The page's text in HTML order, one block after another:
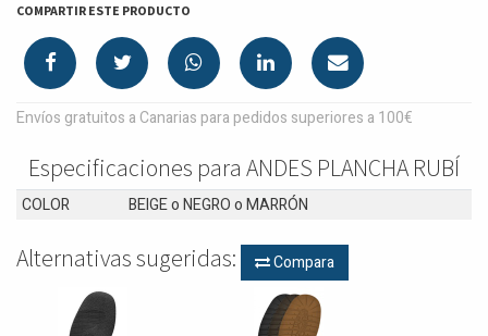
COMPARTIR ESTE PRODUCTO
Envíos gratuitos a Canarias para pedidos superiores a 100€
Especificaciones para ANDES PLANCHA RUBÍ
COLOR BEIGEoNEGROoMARRÓN
Alternativas sugeridas: Compara